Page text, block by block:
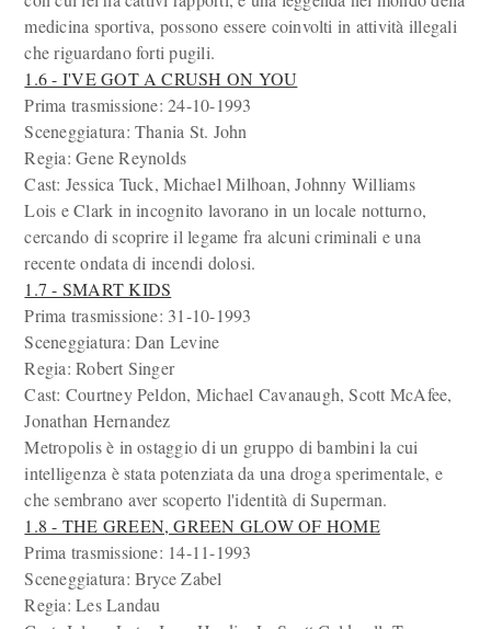
medicina sportiva, possono essere coinvolti in attività illegali
che riguardano forti pugili.
1.6 - I'VE GOT A CRUSH ON YOU
Prima trasmissione: 24-10-1993
Sceneggiatura: Thania St. John
Regia: Gene Reynolds
Cast: Jessica Tuck, Michael Milhoan, Johnny Williams
Lois e Clark in incognito lavorano in un locale notturno,
cercando di scoprire il legame fra alcuni criminali e una
recente ondata di incendi dolosi.
1.7 - SMART KIDS
Prima trasmissione: 31-10-1993
Sceneggiatura: Dan Levine
Regia: Robert Singer
Cast: Courtney Peldon, Michael Cavanaugh, Scott McAfee,
Jonathan Hernandez
Metropolis è in ostaggio di un gruppo di bambini la cui
intelligenza è stata potenziata da una droga sperimentale, e
che sembrano aver scoperto l'identità di Superman.
1.8 - THE GREEN, GREEN GLOW OF HOME
Prima trasmissione: 14-11-1993
Sceneggiatura: Bryce Zabel
Regia: Les Landau